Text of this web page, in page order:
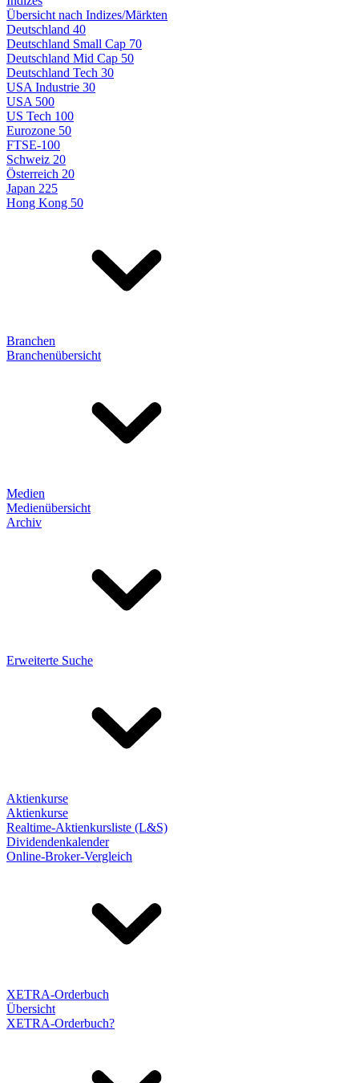
Übersicht nach Indizes/Märkten
Deutschland 40
Deutschland Small Cap 70
Deutschland Mid Cap 50
Deutschland Tech 30
USA Industrie 30
USA 500
US Tech 100
Eurozone 50
FTSE-100
Schweiz 20
Österreich 20
Japan 225
Hong Kong 50
Branchen
Branchenübersicht
Medien
Medienübersicht
Archiv
Erweiterte Suche
Aktienkurse
Aktienkurse
Realtime-Aktienkursliste (L&S)
Dividendenkalender
Online-Broker-Vergleich
XETRA-Orderbuch
Übersicht
XETRA-Orderbuch?